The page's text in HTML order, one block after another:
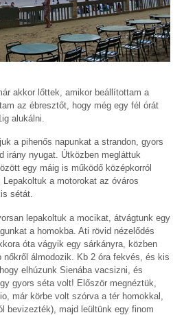
akkor lőttek, amikor beállítottam a
az ébresztőt, hogy még egy fél órát
alukálni.
a pihenős napunkat a strandon, gyors
irány nyugat. Útközben megláttuk
egy máig is működő középkorról
a motorokat az óváros
sétát.
lepakoltuk a mocikat, átvágtunk egy
a homokba. Ati rövid nézelődés
óta vágyik egy sárkányra, közben
nőkről álmodozik. Kb 2 óra fekvés, és kis
elhúzunk Sienába vacsizni, és
gyors séta volt! Először megnéztük,
már körbe volt szórva a tér homokkal,
bevizezték), majd leültünk egy finom